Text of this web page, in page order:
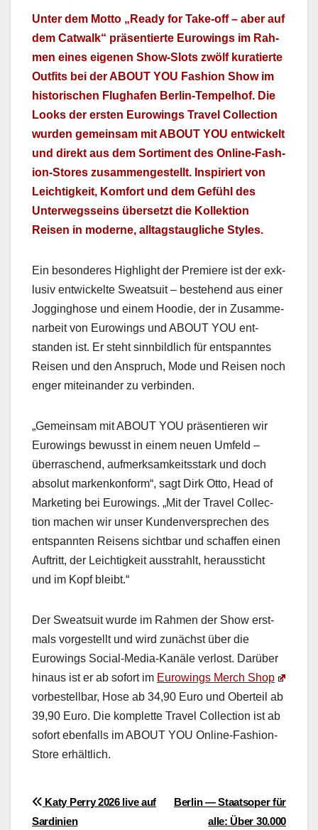
Unter dem Mot­to „Ready for Take-off – aber auf
dem Cat­walk“ präsen­tierte Eurow­ings im Rah­
men eines eige­nen Show-Slots zwölf kuratierte
Out­fits bei der ABOUT YOU Fash­ion Show im
his­torischen Flughafen Berlin-Tem­pel­hof. Die
Looks der ersten Eurow­ings Trav­el Col­lec­tion
wur­den gemein­sam mit ABOUT YOU entwick­elt
und direkt aus dem Sor­ti­ment des Online-Fash­
ion-Stores zusam­mengestellt. Inspiri­ert von
Leichtigkeit, Kom­fort und dem Gefühl des
Unter­wegs­seins über­set­zt die Kollek­tion
Reisen in mod­erne, all­t­agstaugliche Styles.
Ein beson­deres High­light der Pre­miere ist der exk­
lu­siv entwick­elte Sweat­suit – beste­hend aus ein­er
Jog­ging­hose und einem Hood­ie, der in Zusam­me­
nar­beit von Eurow­ings und ABOUT YOU ent­
standen ist. Er ste­ht sinnbildlich für entspan­ntes
Reisen und den Anspruch, Mode und Reisen noch
enger miteinan­der zu verbinden.
„Gemein­sam mit ABOUT YOU präsen­tieren wir
Eurow­ings bewusst in einem neuen Umfeld –
über­raschend, aufmerk­samkeitsstark und doch
abso­lut markenkon­form“, sagt Dirk Otto, Head of
Mar­ket­ing bei Eurow­ings. „Mit der Trav­el Col­lec­
tion machen wir unser Kun­den­ver­sprechen des
entspan­nten Reisens sicht­bar und schaf­fen einen
Auftritt, der Leichtigkeit ausstrahlt, her­aussticht
und im Kopf bleibt.“
Der Sweat­suit wurde im Rah­men der Show erst­
mals vorgestellt und wird zunächst über die
Eurow­ings Social-Media-Kanäle ver­lost. Darüber
hin­aus ist er ab sofort im Eurow­ings Merch Shop
vorbestell­bar, Hose ab 34,90 Euro und Oberteil ab
39,90 Euro. Die kom­plette Trav­el Col­lec­tion ist ab
sofort eben­falls im ABOUT YOU Online-Fash­ion-
Store erhältlich.
Beitragsnavigation
Berlin — Staatsoper für
alle: Über 30.000
Katy Perry 2026 live auf
Sardinien